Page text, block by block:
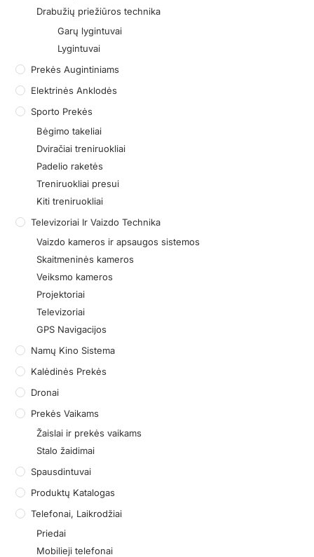
Drabužių priežiūros technika
Garų lygintuvai
Lygintuvai
Prekės Augintiniams
Elektrinės Anklodės
Sporto Prekės
Bėgimo takeliai
Dviračiai treniruokliai
Padelio raketės
Treniruokliai presui
Kiti treniruokliai
Televizoriai Ir Vaizdo Technika
Vaizdo kameros ir apsaugos sistemos
Skaitmeninės kameros
Veiksmo kameros
Projektoriai
Televizoriai
GPS Navigacijos
Namų Kino Sistema
Kalėdinės Prekės
Dronai
Prekės Vaikams
Žaislai ir prekės vaikams
Stalo žaidimai
Spausdintuvai
Produktų Katalogas
Telefonai, Laikrodžiai
Priedai
Mobilieji telefonai